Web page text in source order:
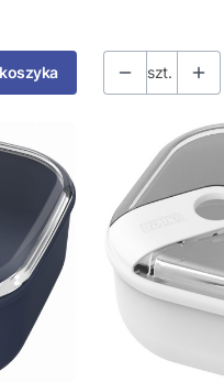
szt.